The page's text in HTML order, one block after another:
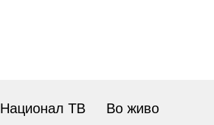
Национал ТВ Во живо